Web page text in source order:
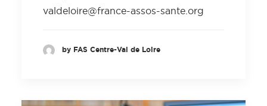
valdeloire@france-assos-sante.org
by FAS Centre-Val de Loire